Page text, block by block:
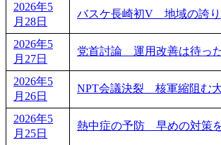
2026年5
月28日
バスケ長崎初V 地域の誇
2026年5
月27日
党首討論 運用改善は待っ
2026年5
月26日
NPT会議決裂 核軍縮阻む
2026年5
月25日
熱中症の予防 早めの対策